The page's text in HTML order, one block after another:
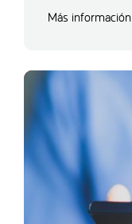
Más información